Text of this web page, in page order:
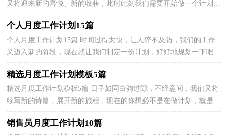
又将迎来新的喜悦、新的收获，此时此刻我们需要开始做一个计划。
那么你真正懂得怎么写好计划吗？下面是小编为大家...
个人月度工作计划15篇
个人月度工作计划15篇 时间过得太快，让人猝不及防，我们的工作
又迈入新的阶段，现在就让我们制定一份计划，好好地规划一下吧。
相信许多人会觉得计划很难写？下面是小编为大家收集的...
精选月度工作计划模板5篇
精选月度工作计划模板5篇 日子如同白驹过隙，不经意间，我们又将
续写新的诗篇，展开新的旅程，现在的你想必不是在做计划，就是在
准备做计划吧。相信大家又在为写计划犯愁了？以下是小编...
销售员月度工作计划10篇